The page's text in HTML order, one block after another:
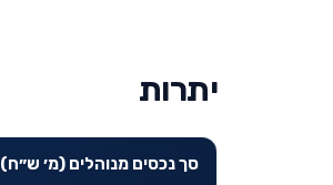
יתרות
סך נכסים מנוהלים (מ׳ ש״ח)